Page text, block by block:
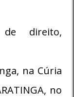
de direito,
na Cúria
no